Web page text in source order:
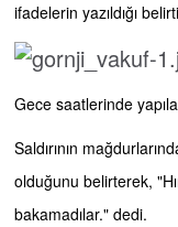
ifadelerin yazıldığı
Gece saatlerinde
Saldırının
olduğunu belirterek,
bakamadılar." dedi.